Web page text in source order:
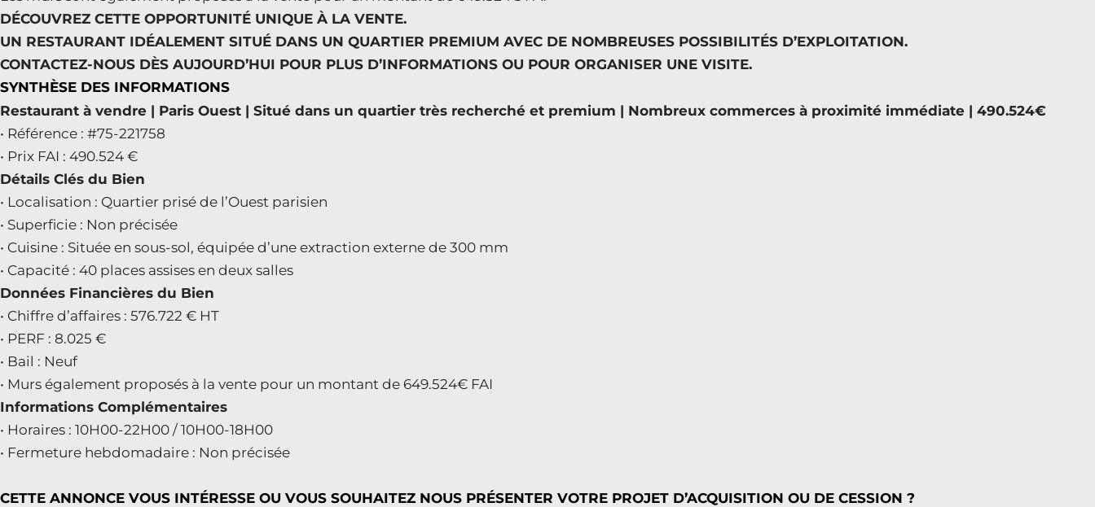
DÉCOUVREZ CETTE OPPORTUNITÉ UNIQUE À LA VENTE.
UN RESTAURANT IDÉALEMENT SITUÉ DANS UN QUARTIER PREMIUM AVEC DE NOMBREUSES POSSIBILITÉS D’EXPLOITATION.
CONTACTEZ-NOUS DÈS AUJOURD’HUI POUR PLUS D’INFORMATIONS OU POUR ORGANISER UNE VISITE.
SYNTHÈSE DES INFORMATIONS
Restaurant à vendre | Paris Ouest | Situé dans un quartier très recherché et premium | Nombreux commerces à proximité immédiate | 490.524€
• Référence : #75-221758
• Prix FAI : 490.524 €
Détails Clés du Bien
• Localisation : Quartier prisé de l’Ouest parisien
• Superficie : Non précisée
• Cuisine : Située en sous-sol, équipée d’une extraction externe de 300 mm
• Capacité : 40 places assises en deux salles
Données Financières du Bien
• Chiffre d’affaires : 576.722 € HT
• PERF : 8.025 €
• Bail : Neuf
• Murs également proposés à la vente pour un montant de 649.524€ FAI
Informations Complémentaires
• Horaires : 10H00-22H00 / 10H00-18H00
• Fermeture hebdomadaire : Non précisée
CETTE ANNONCE VOUS INTÉRESSE OU VOUS SOUHAITEZ NOUS PRÉSENTER VOTRE PROJET D’ACQUISITION OU DE CESSION ?